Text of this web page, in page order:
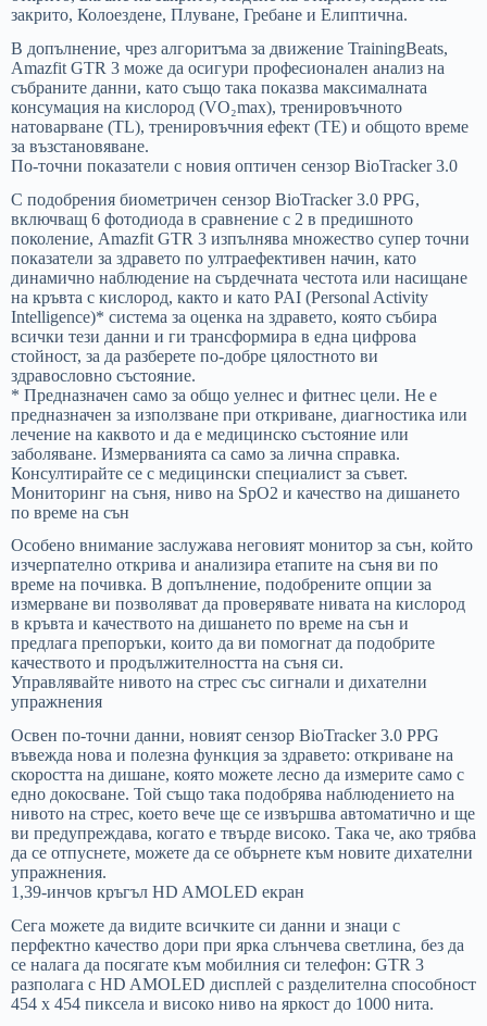
закрито, Колоездене, Плуване, Гребане и Елиптична.
В допълнение, чрез алгоритъма за движение TrainingBeats,
Amazfit GTR 3 може да осигури професионален анализ на
събраните данни, като също така показва максималната
консумация на кислород (VO₂max), тренировъчното
натоварване (TL), тренировъчния ефект (TE) и общото време
за възстановяване.
По-точни показатели с новия оптичен сензор BioTracker 3.0
С подобрения биометричен сензор BioTracker 3.0 PPG,
включващ 6 фотодиода в сравнение с 2 в предишното
поколение, Amazfit GTR 3 изпълнява множество супер точни
показатели за здравето по ултраефективен начин, като
динамично наблюдение на сърдечната честота или насищане
на кръвта с кислород, както и като PAI (Personal Activity
Intelligence)* система за оценка на здравето, която събира
всички тези данни и ги трансформира в една цифрова
стойност, за да разберете по-добре цялостното ви
здравословно състояние.
* Предназначен само за общо уелнес и фитнес цели. Не е
предназначен за използване при откриване, диагностика или
лечение на каквото и да е медицинско състояние или
заболяване. Измерванията са само за лична справка.
Консултирайте се с медицински специалист за съвет.
Мониторинг на съня, ниво на SpO2 и качество на дишането
по време на сън
Особено внимание заслужава неговият монитор за сън, който
изчерпателно открива и анализира етапите на съня ви по
време на почивка. В допълнение, подобрените опции за
измерване ви позволяват да проверявате нивата на кислород
в кръвта и качеството на дишането по време на сън и
предлага препоръки, които да ви помогнат да подобрите
качеството и продължителността на съня си.
Управлявайте нивото на стрес със сигнали и дихателни
упражнения
Освен по-точни данни, новият сензор BioTracker 3.0 PPG
въвежда нова и полезна функция за здравето: откриване на
скоростта на дишане, която можете лесно да измерите само с
едно докосване. Той също така подобрява наблюдението на
нивото на стрес, което вече ще се извършва автоматично и ще
ви предупреждава, когато е твърде високо. Така че, ако трябва
да се отпуснете, можете да се обърнете към новите дихателни
упражнения.
1,39-инчов кръгъл HD AMOLED екран
Сега можете да видите всичките си данни и знаци с
перфектно качество дори при ярка слънчева светлина, без да
се налага да посягате към мобилния си телефон: GTR 3
разполага с HD AMOLED дисплей с разделителна способност
454 x 454 пиксела и високо ниво на яркост до 1000 нита.